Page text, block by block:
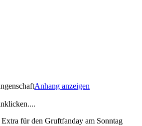
Anhang anzeigen
für den Gruftfanday am Sonntag